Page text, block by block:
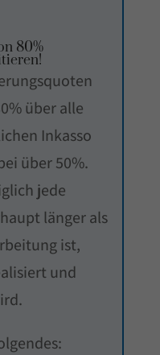
80%
über alle
Inkasso
über 50%.
jede
länger als
ist,
und